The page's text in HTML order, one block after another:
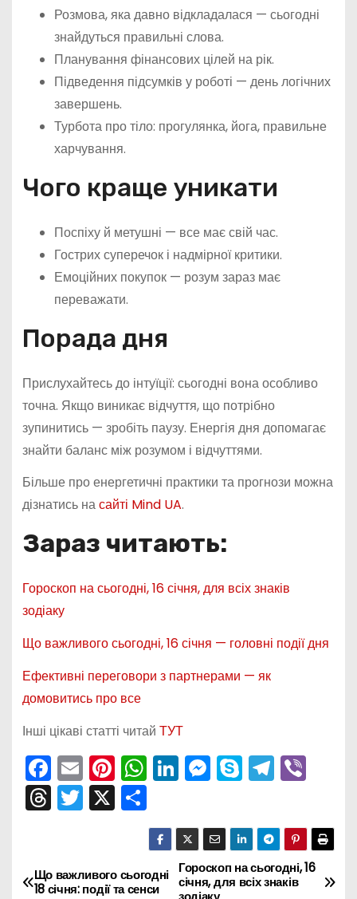
Розмова, яка давно відкладалася — сьогодні
знайдуться правильні слова.
Планування фінансових цілей на рік.
Підведення підсумків у роботі — день логічних
завершень.
Турбота про тіло: прогулянка, йога, правильне
харчування.
Чого краще уникати
Поспіху й метушні — все має свій час.
Гострих суперечок і надмірної критики.
Емоційних покупок — розум зараз має
переважати.
Порада дня
Прислухайтесь до інтуїції: сьогодні вона особливо
точна. Якщо виникає відчуття, що потрібно
зупинитись — зробіть паузу. Енергія дня допомагає
знайти баланс між розумом і відчуттями.
Більше про енергетичні практики та прогнози можна
дізнатись насайті Mind UA.
Зараз читають:
Гороскоп на сьогодні, 16 січня, для всіх знаків
зодіаку
Що важливого сьогодні, 16 січня — головні події дня
Ефективні переговори з партнерами — як
домовитись про все
Інші цікаві статті читай ТУТ
F
a
c
b
E
m
ai
Pi
nt
er
st
W
h
a
ts
A
Li
n
k
e
dI
M
e
s
s
e
S
k
y
p
e
T
el
e
gr
a
Vi
er
T
hr
a
T
w
er
X П
о
ді
л
Н
Гороскоп на сьогодні, 16
січня, для всіх знаків
Що важливого сьогодні
18 січня: події та сенси